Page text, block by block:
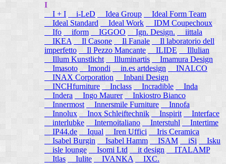
I
I + I
i-LeD Idea Group
Ideal Form Team
Ideal Standard
Ideal Work
IDM Coupechoux
Ifo
iform IGGOO Ign. Design.
iittala
IKEA
Il Casone Il Fanale
Il laboratorio dell
imperfetto
Il Pezzo Mancante ILIDE
Illulian
Illum Kunstlicht
Illuminartis
Imamura Design
Imasoto
Imondi in.es artdesign
INALCO
INAX Corporation
Inbani Design
INCHfurniture
Inclass Incradible
Inda
Indera
Ingo Maurer
Inkiostro Bianco
Innermost
Innersmile Furniture
Innofa
Innolux
Inox Schleiftechnik Inspirit
Interface
interlubke
Internoitaliano Interstuhl
Intertime
IP44.de
Iqual Iren Uffici
Iris Ceramica
Isabel Burgin
Isabel Hamm ISAM iSi Isku
isle lounge
Isomi Ltd it design
ITALAMP
Itlas
Iulite IVANKA IXC.